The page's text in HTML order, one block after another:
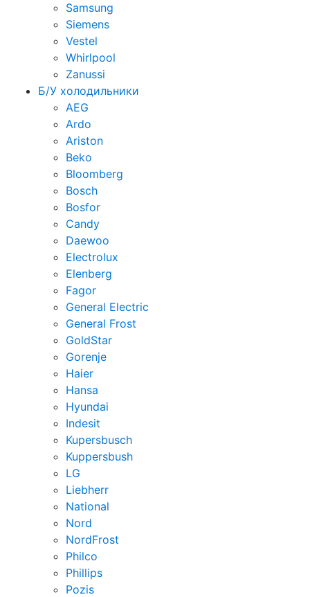
Samsung
Siemens
Vestel
Whirlpool
Zanussi
Б/У холодильники
AEG
Ardo
Ariston
Beko
Bloomberg
Bosch
Bosfor
Candy
Daewoo
Electrolux
Elenberg
Fagor
General Electric
General Frost
GoldStar
Gorenje
Haier
Hansa
Hyundai
Indesit
Kupersbusch
Kuppersbush
LG
Liebherr
National
Nord
NordFrost
Philco
Phillips
Pozis